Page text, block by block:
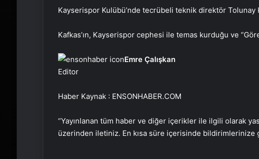
Kayserispor Kulübü’nde tecrübeli teknik direktör Tolunay
Kafkas’ın, Kayserispor cephesi ile temas kurduğu ve
Emre Çalışkan
Editor
Haber Kaynak : ENSONHABER.COM
“Yayınlanan tüm haber ve diğer içerikler ile ilgili olarak
üzerinden iletiniz. En kısa süre içerisinde bildirimlerinize